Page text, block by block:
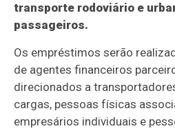
transporte rodoviário e
passageiros.
Os empréstimos serão
de agentes financeiros
direcionados a
cargas, pessoas físicas
empresários individuais e